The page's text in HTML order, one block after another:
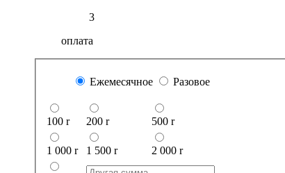
3
оплата
Ежемесячное Разовое
100 r 200 r 500 r
1 000 r 1 500 r 2 000 r